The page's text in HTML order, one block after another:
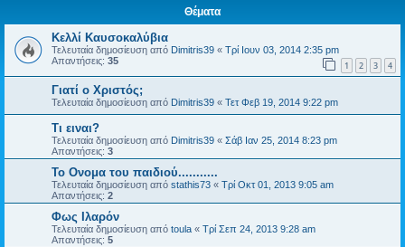
Θέματα
Κελλί Καυσοκαλύβια
Τελευταία δημοσίευση από Dimitris39 « Τρί Ιουν 03, 2014 2:35 pm
Απαντήσεις: 35 1 2 3 4
Γιατί ο Χριστός;
Τελευταία δημοσίευση από Dimitris39 « Τετ Φεβ 19, 2014 9:22 pm
Τι ειναι?
Τελευταία δημοσίευση από Dimitris39 « Σάβ Ιαν 25, 2014 8:23 pm
Απαντήσεις: 3
Το Ονομα του παιδιού...........
Τελευταία δημοσίευση από stathis73 « Τρί Οκτ 01, 2013 9:05 am
Απαντήσεις: 2
Φως Ιλαρόν
Τελευταία δημοσίευση από toula « Τρί Σεπ 24, 2013 9:28 am
Απαντήσεις: 5